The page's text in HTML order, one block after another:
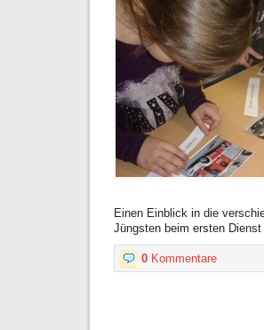
Einen Einblick in die
Jüngsten beim ersten
0 Kommentare